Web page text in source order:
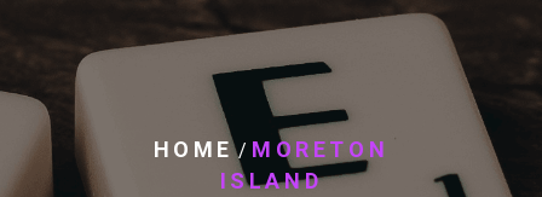
HOME/ MORETON
ISLAND